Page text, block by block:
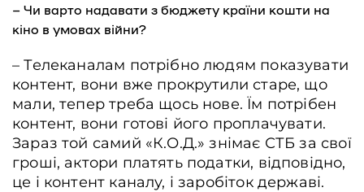
– Чи варто надавати з бюджету країни кошти на
кіно в умовах війни?
– Телеканалам потрібно людям показувати
контент, вони вже прокрутили старе, що
мали, тепер треба щось нове. Їм потрібен
контент, вони готові його проплачувати.
Зараз той самий «К.О.Д.» знімає СТБ за свої
гроші, актори платять податки, відповідно,
це і контент каналу, і заробіток державі.